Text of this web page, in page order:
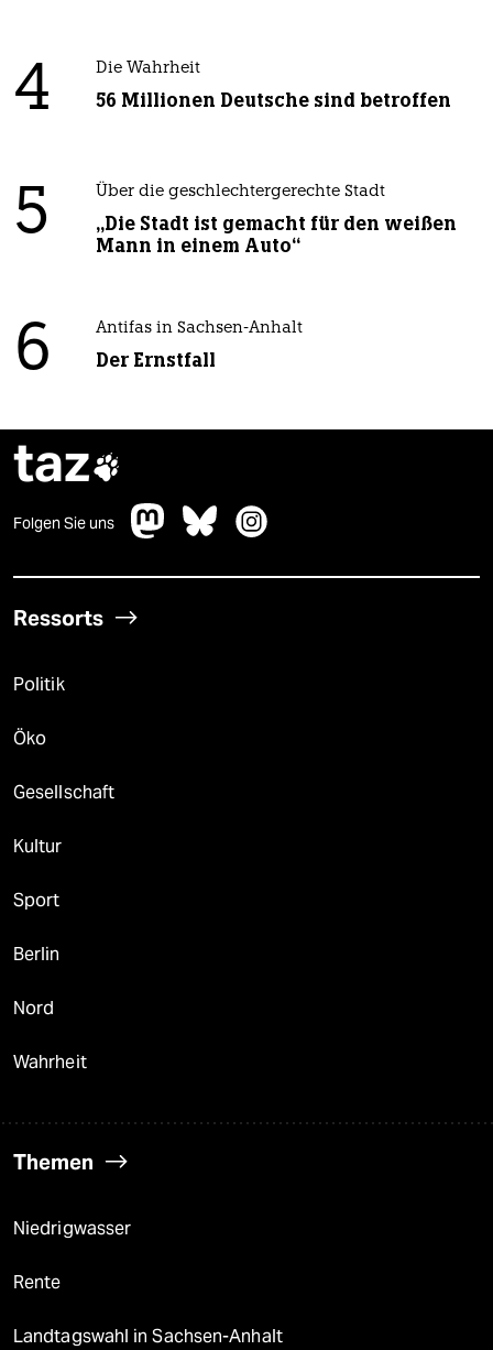
4 Die Wahrheit
56 Millionen Deutsche sind betroffen
5 Über die geschlechtergerechte Stadt
„Die Stadt ist gemacht für den weißen
Mann in einem Auto“
6 Antifas in Sachsen-Anhalt
Der Ernstfall
taz
Folgen Sie uns
Ressorts
Politik
Öko
Gesellschaft
Kultur
Sport
Berlin
Nord
Wahrheit
Themen
Niedrigwasser
Rente
Landtagswahl in Sachsen-Anhalt